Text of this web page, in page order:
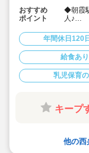
おすすめ
ポイント
◆朝霞
人♪
ます。
◆ICTシ
た、事
されて
◆月給
年間休日120
給食あり
乳児保育
キープ
他の西